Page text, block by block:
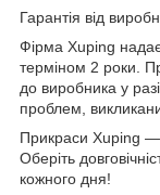
Гарантія від
Фірма Xuping
терміном 2 роки.
до виробника у
проблем,
Прикраси Xuping —
Оберіть
кожного дня!